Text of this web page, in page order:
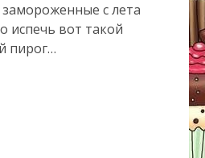
замороженные с лета
испечь вот такой
пирог…